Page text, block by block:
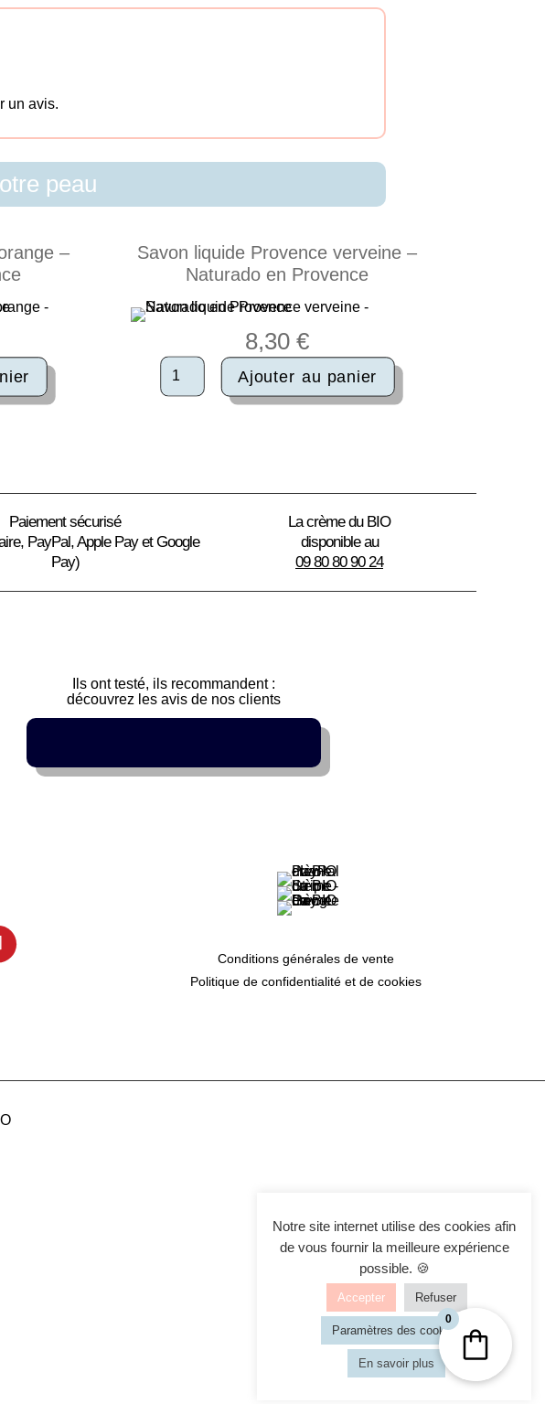
un avis.
peau
–
Savon liquide Provence verveine –
Naturado en Provence
8,30 €
quantité
de
Savon
Naturado
Ajouter au panier
Paiement sécurisé
PayPal, Apple Pay et Google
Pay)
La crème du BIO
disponible au
09 80 80 90 24
Ils ont testé, ils recommandent :
découvrez les avis de nos clients
Conditions générales de vente
Politique de confidentialité et de cookies
Notre site internet utilise des cookies afin
de vous fournir la meilleure expérience
possible. 🍪
Accepter Refuser
Paramètres des cookies
En savoir plus
0